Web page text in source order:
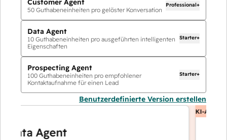
Customer Agent
50 Guthabeneinheiten pro gelöster Konversation
Professional+
Data Agent
10 Guthabeneinheiten pro ausgeführten intelligenten
Eigenschaften
Starter+
Prospecting Agent
100 Guthabeneinheiten pro empfohlener
Kontaktaufnahme für einen Lead
Starter+
Benutzerdefinierte Version erstellen
Agent
KI-Agents